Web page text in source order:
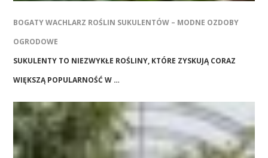
BOGATY WACHLARZ ROŚLIN SUKULENTÓW – MODNE OZDOBY
OGRODOWE
SUKULENTY TO NIEZWYKŁE ROŚLINY, KTÓRE ZYSKUJĄ CORAZ
WIĘKSZĄ POPULARNOŚĆ W …